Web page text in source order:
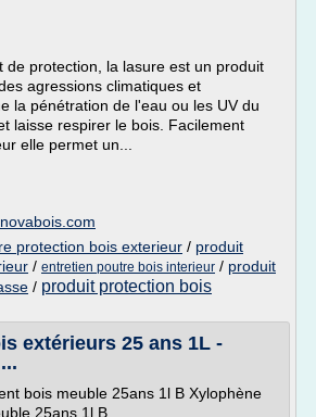
de protection, la lasure est un produit
agressions climatiques et
la pénétration de l'eau ou les UV du
laisse respirer le bois. Facilement
elle permet un...
protection bois exterieur / produit
/ entretien poutre bois interieur / produit
/ produit protection bois
extérieurs 25 ans 1L -
bois meuble 25ans 1l B Xylophène
25ans 1l B